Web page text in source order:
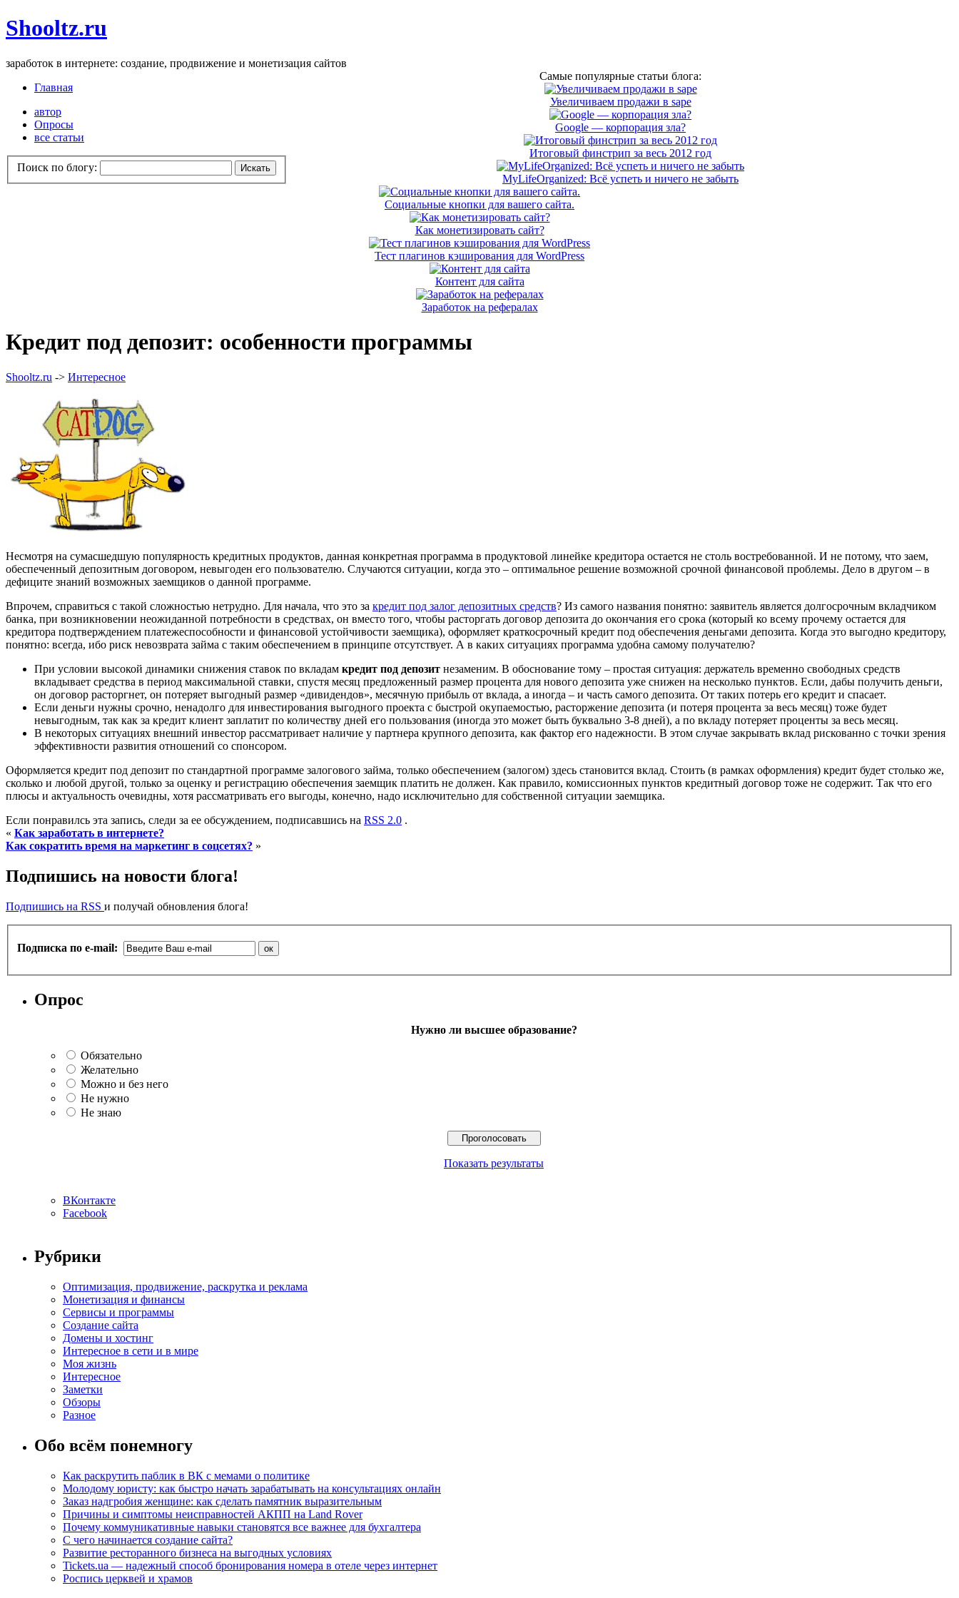
Shooltz.ru
заработок в интернете: создание, продвижение и монетизация сайтов
Главная
автор
Опросы
все статьи
Поиск по блогу:
Самые популярные статьи блога:
Увеличиваем продажи в sape
Google — корпорация зла?
Итоговый финстрип за весь 2012 год
MyLifeOrganized: Всё успеть и ничего не забыть
Социальные кнопки для вашего сайта.
Как монетизировать сайт?
Тест плагинов кэширования для WordPress
Контент для сайта
Заработок на рефералах
Кредит под депозит: особенности программы
Shooltz.ru -> Интересное
Несмотря на сумасшедшую популярность кредитных продуктов, данная конкретная программа в продуктовой линейке кредитора остается не столь востребованной. И не потому, что заем,
обеспеченный депозитным договором, невыгоден его пользователю. Случаются ситуации, когда это – оптимальное решение возможной срочной финансовой проблемы. Дело в другом – в
дефиците знаний возможных заемщиков о данной программе.
Впрочем, справиться с такой сложностью нетрудно. Для начала, что это за кредит под залог депозитных средств? Из самого названия понятно: заявитель является долгосрочным вкладчиком
банка, при возникновении неожиданной потребности в средствах, он вместо того, чтобы расторгать договор депозита до окончания его срока (который ко всему прочему остается для
кредитора подтверждением платежеспособности и финансовой устойчивости заемщика), оформляет краткосрочный кредит под обеспечения деньгами депозита. Когда это выгодно кредитору,
понятно: всегда, ибо риск невозврата займа с таким обеспечением в принципе отсутствует. А в каких ситуациях программа удобна самому получателю?
При условии высокой динамики снижения ставок по вкладам кредит под депозит незаменим. В обоснование тому – простая ситуация: держатель временно свободных средств
вкладывает средства в период максимальной ставки, спустя месяц предложенный размер процента для нового депозита уже снижен на несколько пунктов. Если, дабы получить деньги,
он договор расторгнет, он потеряет выгодный размер «дивидендов», месячную прибыль от вклада, а иногда – и часть самого депозита. От таких потерь его кредит и спасает.
Если деньги нужны срочно, ненадолго для инвестирования выгодного проекта с быстрой окупаемостью, расторжение депозита (и потеря процента за весь месяц) тоже будет
невыгодным, так как за кредит клиент заплатит по количеству дней его пользования (иногда это может быть буквально 3-8 дней), а по вкладу потеряет проценты за весь месяц.
В некоторых ситуациях внешний инвестор рассматривает наличие у партнера крупного депозита, как фактор его надежности. В этом случае закрывать вклад рискованно с точки зрения
эффективности развития отношений со спонсором.
Оформляется кредит под депозит по стандартной программе залогового займа, только обеспечением (залогом) здесь становится вклад. Стоить (в рамках оформления) кредит будет столько же,
сколько и любой другой, только за оценку и регистрацию обеспечения заемщик платить не должен. Как правило, комиссионных пунктов кредитный договор тоже не содержит. Так что его
плюсы и актуальность очевидны, хотя рассматривать его выгоды, конечно, надо исключительно для собственной ситуации заемщика.
Если понравилсь эта запись, следи за ее обсуждением, подписавшись на RSS 2.0 .
« Как заработать в интернете?
Как сократить время на маркетинг в соцсетях? »
Подпишись на новости блога!
Подпишись на RSS и получай обновления блога!
Подписка по e-mail:
Опрос
Нужно ли высшее образование?
Обязательно
Желательно
Можно и без него
Не нужно
Не знаю
Показать результаты
ВКонтакте
Facebook
Рубрики
Оптимизация, продвижение, раскрутка и реклама
Монетизация и финансы
Сервисы и программы
Создание сайта
Домены и хостинг
Интересное в сети и в мире
Моя жизнь
Интересное
Заметки
Обзоры
Разное
Обо всём понемногу
Как раскрутить паблик в ВК с мемами о политике
Молодому юристу: как быстро начать зарабатывать на консультациях онлайн
Заказ надгробия женщине: как сделать памятник выразительным
Причины и симптомы неисправностей АКПП на Land Rover
Почему коммуникативные навыки становятся все важнее для бухгалтера
С чего начинается создание сайта?
Развитие ресторанного бизнеса на выгодных условиях
Tickets.ua — надежный способ бронирования номера в отеле через интернет
Роспись церквей и храмов